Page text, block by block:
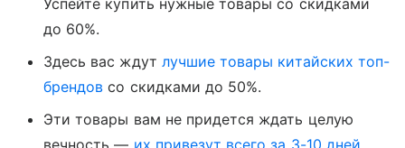
Успейте купить нужные товары со скидками
до 60%.
Здесь вас ждут лучшие товары китайских топ-
брендов со скидками до 50%.
Эти товары вам не придется ждать целую